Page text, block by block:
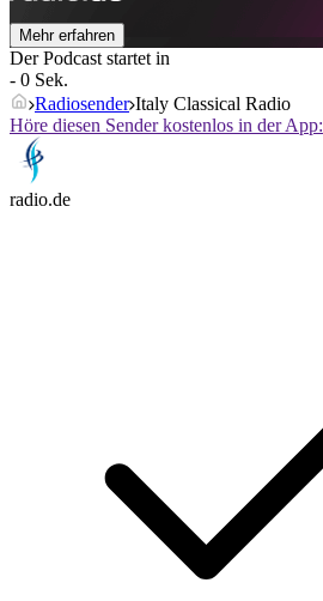
Mehr erfahren
Der Podcast startet in
- 0 Sek.
Radiosender Italy Classical Radio
Höre diesen Sender kostenlos in der App:
radio.de